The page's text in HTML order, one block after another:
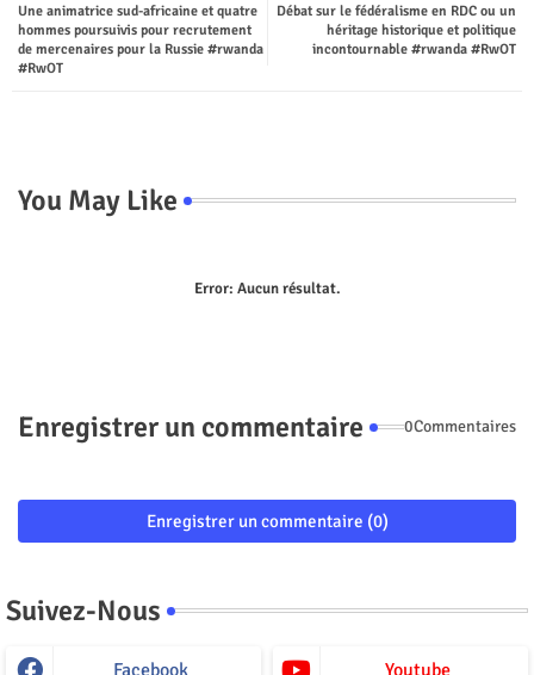
ter tsap
Débat sur le fédéralisme en RDC ou un
héritage historique et politique
incontournable #rwanda #RwOT
Une animatrice sud-africaine et quatre
hommes poursuivis pour recrutement
de mercenaires pour la Russie #rwanda
#RwOT
You May Like
Error: Aucun résultat.
Enregistrer un commentaire 0Commentaires
Enregistrer un commentaire (0)
Suivez-Nous
Facebook Youtube